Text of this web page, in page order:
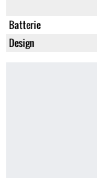
Batterie
Design